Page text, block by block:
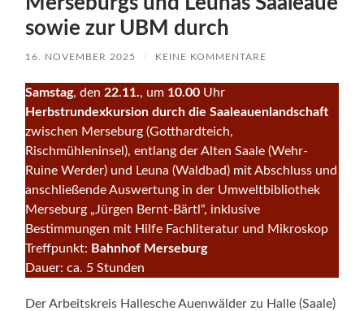
sowie zur UBM durch
16. NOVEMBER 2025 / KEINE KOMMENTARE
Samstag, den 22.11., um 10.00 Uhr
Herbstrundexkursion durch die Saaleauenlandschaft
zwischen Merseburg (Gotthardteich,
Rischmühleninsel), entlang der Al­ten Saale (Wehr-
Ruine Werder) und Leuna (Waldbad) mit Abschluss und
anschließende Auswertung in der Umweltbibliothek
Merseburg „Jürgen Bernt-Bärtl“, inklusive
Bestimmungen mit Hilfe Fachliteratur und Mikro­skop
Treffpunkt: Bahnhof Merseburg
Dauer: ca. 5 Stunden
Der Arbeitskreis Hallesche Auenwälder zu Halle (Saale)